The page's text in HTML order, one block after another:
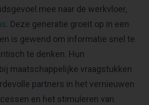
mee naar de werkvloer,
. Deze generatie groeit op in een
is gewend om informatie snel te
te denken. Hun
maatschappelijke vraagstukken
partners in het vernieuwen
en het stimuleren van